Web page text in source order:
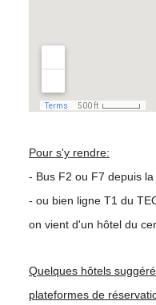
Pour s'y rendre:
- Bus F2 ou F7 depuis
- ou bien ligne T1 du
on vient d'un hôtel du
Quelques hôtels
plateformes de